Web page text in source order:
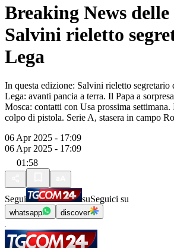
Breaking News delle
Salvini rieletto
Lega
In questa edizione: Salvini rieletto
Lega: avanti pancia a terra. Il Papa a
Mosca: contatti con Usa prossima
colpo di pistola. Serie A, stasera in campo
06 Apr 2025 - 17:09
06 Apr 2025 - 17:09
01:58
Segui suSeguici su
whatsapp discover